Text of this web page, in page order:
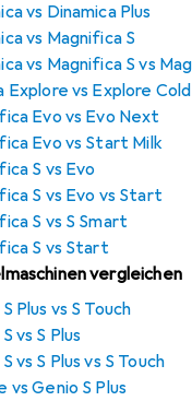
vs Dinamica Plus
vs Magnifica S
vs Magnifica S vs
vs Explore
Evo vs Evo Next
Evo vs Start Milk
S vs Evo
S vs Evo vs Start
S vs S Smart
S vs Start
vergleichen
Plus vs S Touch
vs S Plus
vs S Plus vs S Touch
vs Genio S Plus